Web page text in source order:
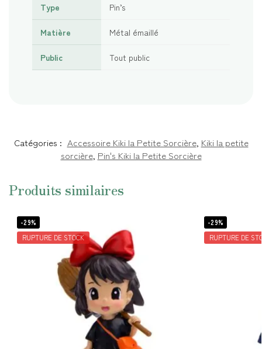
Type Pin’s
Matière Métal émaillé
Public Tout public
Catégories : Accessoire Kiki la Petite Sorcière, Kiki la petite
sorcière, Pin's Kiki la Petite Sorcière
Produits similaires
-29%
RUPTURE DE STOCK
-29%
RUPTURE DE